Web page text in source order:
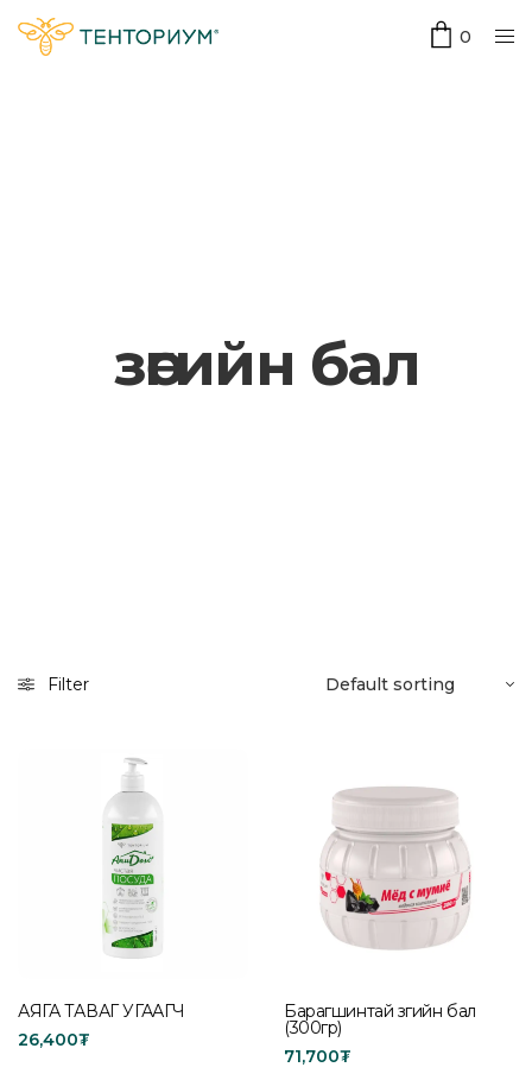
0
зөгийн бал
Filter
АЯГА ТАВАГ УГААГЧ
26,400₮
Барагшинтай зөгийн бал
(300гр)
71,700₮